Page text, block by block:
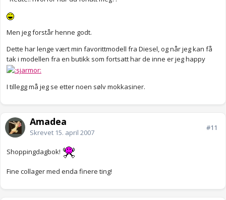
Men jeg forstår henne godt.
Dette har lenge vært min favorittmodell fra Diesel, og når jeg kan få
tak i modellen fra en butikk som fortsatt har de inne er jeg happy
I tillegg må jeg se etter noen sølv mokkasiner.
Amadea
Skrevet 15. april 2007
#11
Shoppingdagbok!
Fine collager med enda finere ting!